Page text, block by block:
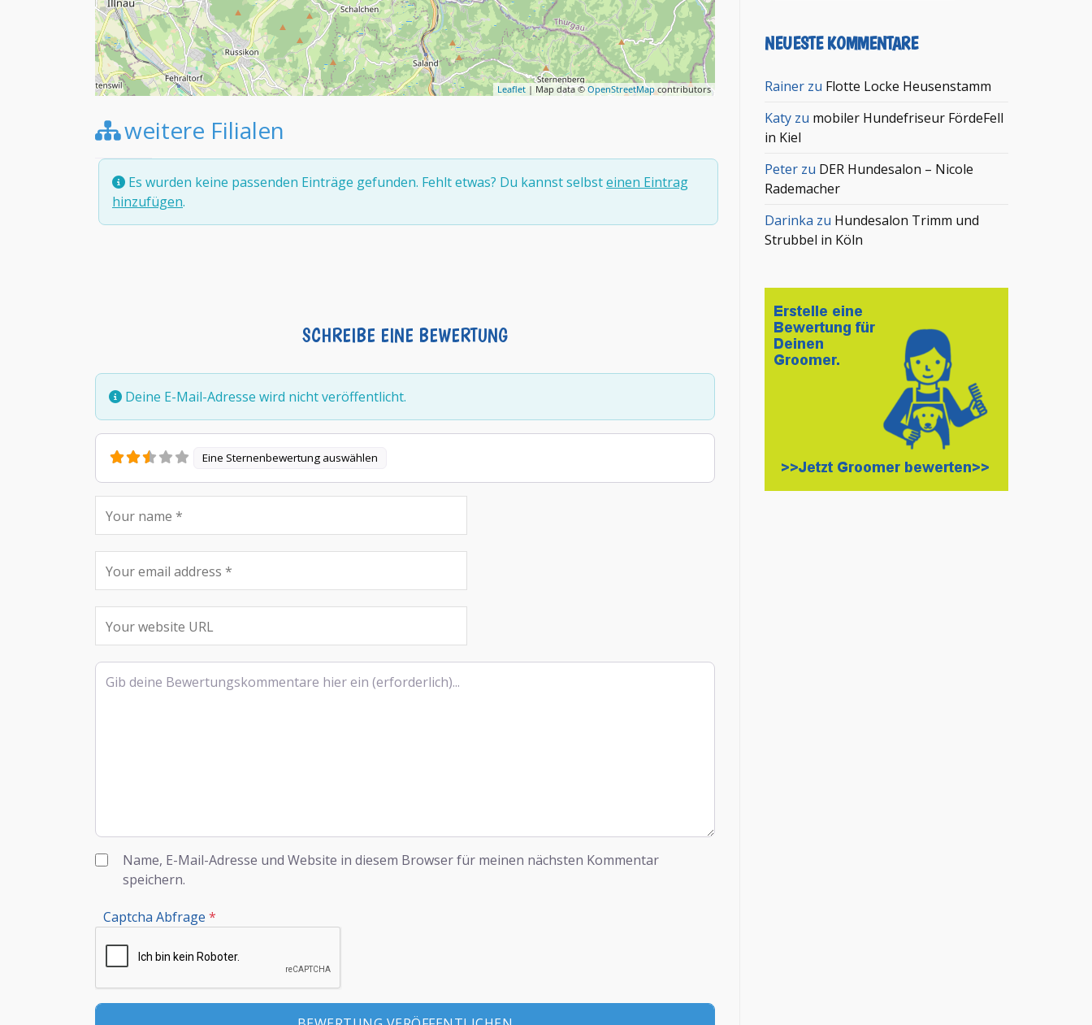
Leaflet | Map data ©OpenStreetMapcontributors
weitere Filialen
Es wurden keine passenden Einträge gefunden. Fehlt etwas? Du kannst selbsteinen Eintrag
hinzufügen.
SCHREIBE EINE BEWERTUNG
Deine E-Mail-Adresse wird nicht veröffentlicht.
Eine Sternenbewertung auswählen
Rezensionstext
Name, E-Mail-Adresse und Website in diesem Browser für meinen nächsten Kommentar
speichern.
Captcha Abfrage *
NEUESTE KOMMENTARE
Rainer zu Flotte Locke Heusenstamm
Katy zu mobiler Hundefriseur FördeFell
in Kiel
Peter zu DER Hundesalon – Nicole
Rademacher
Darinka zu Hundesalon Trimm und
Strubbel in Köln